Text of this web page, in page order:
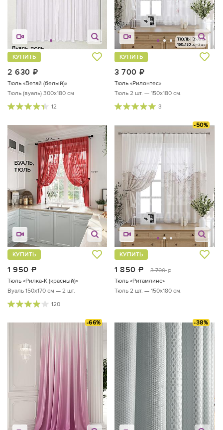
2 630
КУПИТЬ
Тюль «Ветай (белый)»
Тюль (вуаль) 300х180 см
12
3 700
КУПИТЬ
Тюль «Рилонтес»
Тюль 2 шт. — 150х180 см.
3
1 950
КУПИТЬ
Тюль «Рилка-К (красный)»
Вуаль 150х170 см — 2 шт.
120
-50%
1 850 руб.
3 700 руб.
КУПИТЬ
Тюль «Ритамлинс»
Тюль 2 шт. — 150х180 см.
-66% -38%